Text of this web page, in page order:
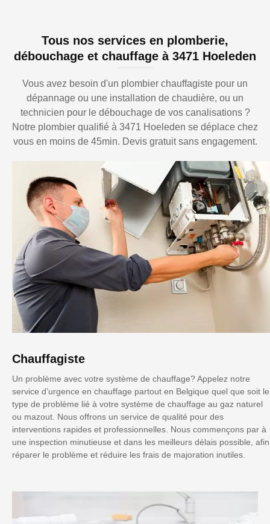
Tous nos services en plomberie,
débouchage et chauffage à 3471 Hoeleden
Vous avez besoin d'un plombier chauffagiste pour un
dépannage ou une installation de chaudière, ou un
technicien pour le débouchage de vos canalisations ?
Notre plombier qualifié à 3471 Hoeleden se déplace chez
vous en moins de 45min. Devis gratuit sans engagement.
Chauffagiste
Un problème avec votre système de chauffage? Appelez notre
service d’urgence en chauffage partout en Belgique quel que soit le
type de problème lié à votre système de chauffage au gaz naturel
ou mazout. Nous offrons un service de qualité pour des
interventions rapides et professionnelles. Nous commençons par à
une inspection minutieuse et dans les meilleurs délais possible, afin
réparer le problème et réduire les frais de majoration inutiles.